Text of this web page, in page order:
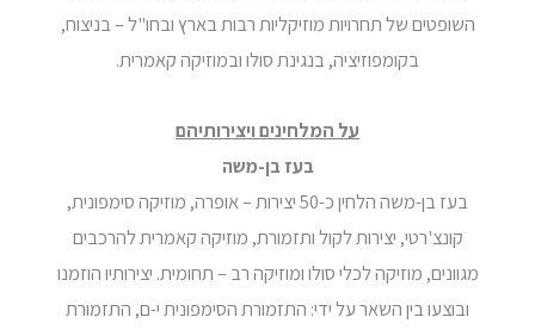
השופטים של תחרויות מוזיקליות רבות בארץ ובחו"ל – בניצוח,
בקומפוזיציה, בנגינת סולו ובמוזיקה קאמרית.
על המלחינים ויצירותיהם
בעז בן-משה
בעז בן-משה הלחין כ-50 יצירות – אופרה, מוזיקה סימפונית,
קונצ'רטי, יצירות לקול ותזמורת, מוזיקה קאמרית להרכבים
מגוונים, מוזיקה לכלי סולו ומוזיקה רב – תחומית. יצירותיו הוזמנו
ובוצעו בין השאר על ידי: התזמורת הסימפונית י-ם, התזמורת